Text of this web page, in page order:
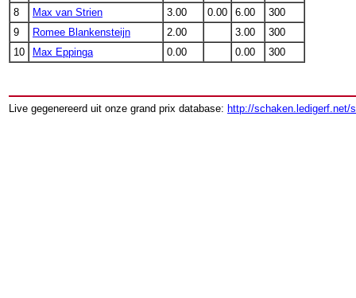
8
Max van Strien 3.00 0.00 6.00
300
9
Romee Blankensteijn 2.00 3.00
300
10
Max Eppinga 0.00 0.00 300
Live gegenereerd uit onze grand prix database: http://schaken.ledigerf.net/